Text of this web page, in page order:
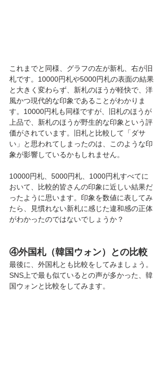
これまでと同様、グラフの左が新札、右が旧
札です。10000円札や5000円札の表面の結果
と大きく変わらず、新札のほうが軽快で、洋
風かつ現代的な印象であることがわかりま
す。10000円札も同様ですが、旧札のほうが
上品で、新札のほうが野生的な印象という評
価がされています。旧札と比較して「ダサ
い」と思われてしまったのは、このような印
象が影響しているかもしれません。
10000円札、5000円札、1000円札すべてに
おいて、比較的皆さんの印象に近しい結果だ
ったように思います。印象を数値に表してみ
たら、見慣れない新札に感じた違和感の正体
がわかったのではないでしょうか？
④外国札（韓国ウォン）との比較
最後に、外国札とも比較をしてみましょう。
SNS上で最も似ているとの声が多かった、韓
国ウォンと比較をしてみます。